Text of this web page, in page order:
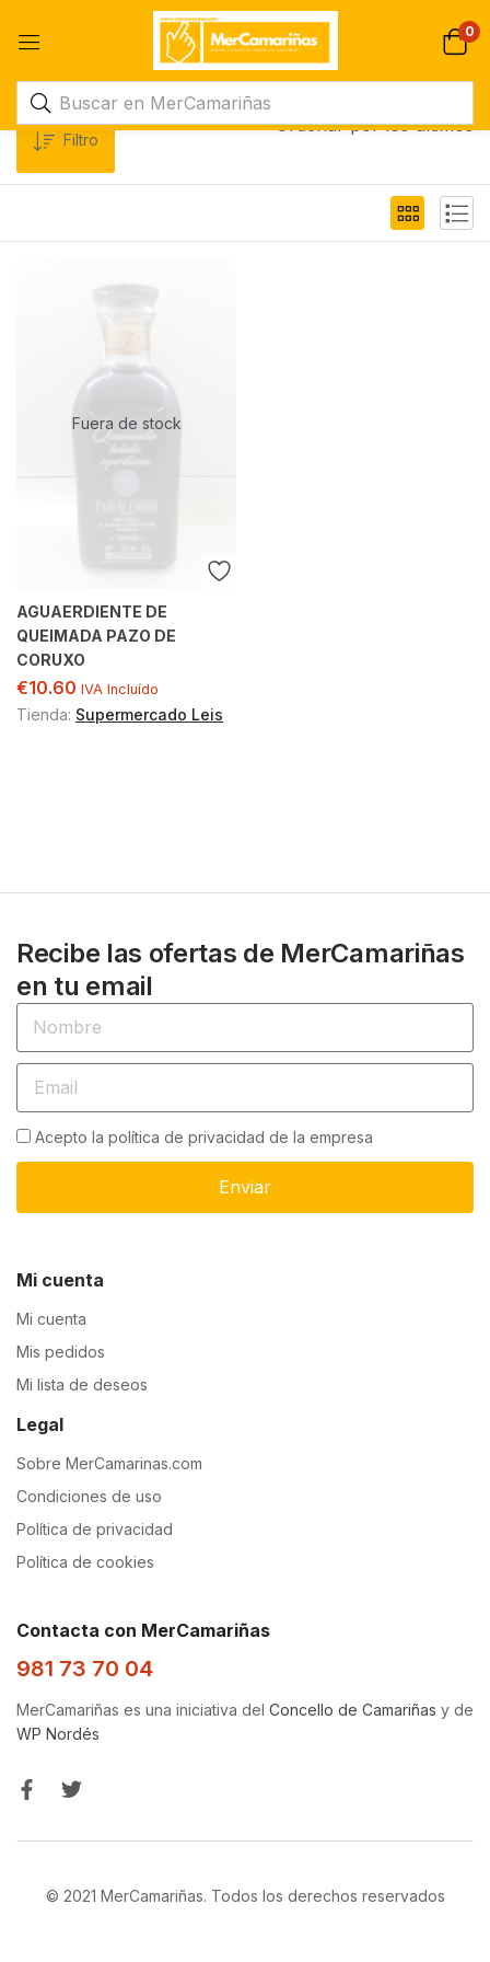
0
Filtro
Ordenar por los últimos
Fuera de stock
AGUAERDIENTE DE
QUEIMADA PAZO DE
CORUXO
€10.60 IVA Incluído
Tienda: Supermercado Leis
Recibe las ofertas de MerCamariñas
en tu email
Acepto la política de privacidad de la empresa
Enviar
Mi cuenta
Mi cuenta
Mis pedidos
Mi lista de deseos
Legal
Sobre MerCamarinas.com
Condiciones de uso
Política de privacidad
Política de cookies
Contacta con MerCamariñas
981 73 70 04
MerCamariñas es una iniciativa del Concello de Camariñas y de
WP Nordés
© 2021 MerCamariñas. Todos los derechos reservados